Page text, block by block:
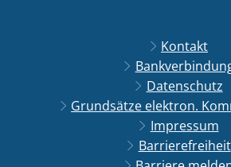
Kontakt
Datenschutz
Grundsätze elektron.
Impressum
Barrierefreiheit